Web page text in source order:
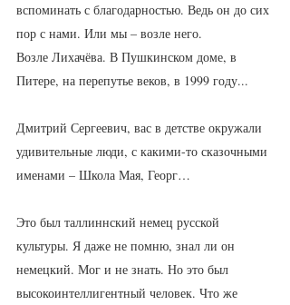
вспоминать с благодарностью. Ведь он до сих
пор с нами. Или мы – возле него.
Возле Лихачёва. В Пушкинском доме, в
Питере, на перепутье веков, в 1999 году...
Дмитрий Сергеевич, вас в детстве окружали
удивительные люди, с какими-то сказочными
именами – Школа Мая, Георг…
Это был таллиннский немец русской
культуры. Я даже не помню, знал ли он
немецкий. Мог и не знать. Но это был
высокоинтеллигентный человек. Что же